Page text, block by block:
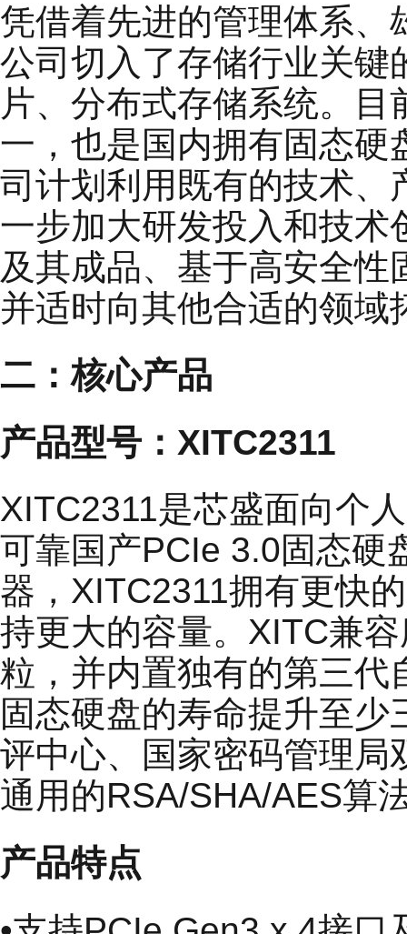
凭借着先进的管理体系、
公司切入了存储行业关键
片、分布式存储系统。
一，也是国内拥有固态硬
司计划利用既有的技术、
一步加大研发投入和技术
及其成品、基于高安全
并适时向其他合适的领域
二：核心产品
产品型号：XITC2311
XITC2311是芯盛面向个
可靠国产PCIe 3.0固态硬
器，XITC2311拥有更快
持更大的容量。XITC兼
粒，并内置独有的第三代
固态硬盘的寿命提升至
评中心、国家密码管理局
通用的RSA/SHA/AES算
产品特点